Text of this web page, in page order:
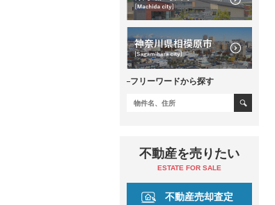
フリーワードから探す
不動産を売りたい
ESTATE FOR SALE
不動産売却査定